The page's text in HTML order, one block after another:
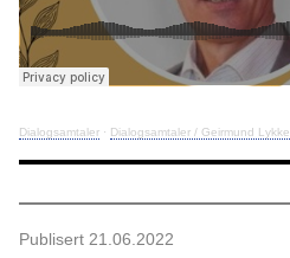
Dialogsamtaler · Dialogsamtaler / Geirmund Lykke
Publisert 21.06.2022